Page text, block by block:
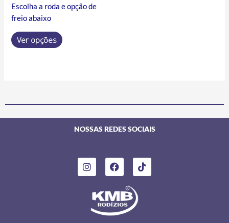
Escolha a roda e opção de
freio abaixo
Ver opções
NOSSAS REDES SOCIAIS
I
n
g
F
a
e
b
o
o
T
i